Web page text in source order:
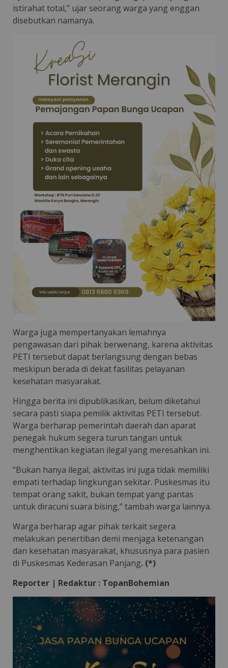
istirahat total,” ujar seorang warga yang enggan
disebutkan namanya.
Warga juga mempertanyakan lemahnya
pengawasan dari pihak berwenang, karena aktivitas
PETI tersebut dapat berlangsung dengan bebas
meskipun berada di dekat fasilitas pelayanan
kesehatan masyarakat.
Hingga berita ini dipublikasikan, belum diketahui
secara pasti siapa pemilik aktivitas PETI tersebut.
Warga berharap pemerintah daerah dan aparat
penegak hukum segera turun tangan untuk
menghentikan kegiatan ilegal yang meresahkan ini.
“Bukan hanya ilegal, aktivitas ini juga tidak memiliki
empati terhadap lingkungan sekitar. Puskesmas itu
tempat orang sakit, bukan tempat yang pantas
untuk diracuni suara bising,” tambah warga lainnya.
Warga berharap agar pihak terkait segera
melakukan penertiban demi menjaga ketenangan
dan kesehatan masyarakat, khususnya para pasien
di Puskesmas Kederasan Panjang. (*)
Reporter | Redaktur : TopanBohemian